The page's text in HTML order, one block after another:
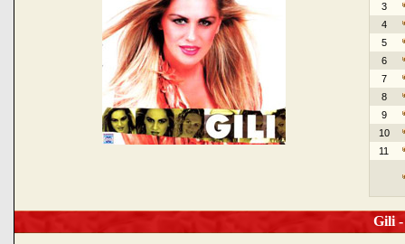
3
4
5
6
7
8
9
10
11
Gili